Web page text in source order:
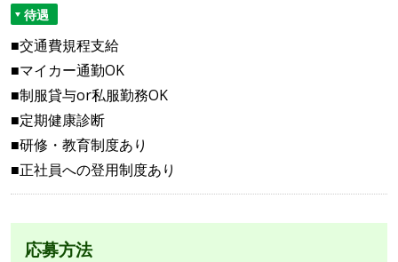
待遇
■交通費規程支給
■マイカー通勤OK
■制服貸与or私服勤務OK
■定期健康診断
■研修・教育制度あり
■正社員への登用制度あり
応募方法